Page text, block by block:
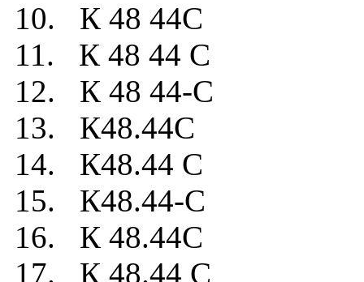
10. К 48 44C
11. К 48 44 C
12. К 48 44-C
13. К48.44C
14. К48.44 C
15. К48.44-C
16. К 48.44C
17. К 48.44 C